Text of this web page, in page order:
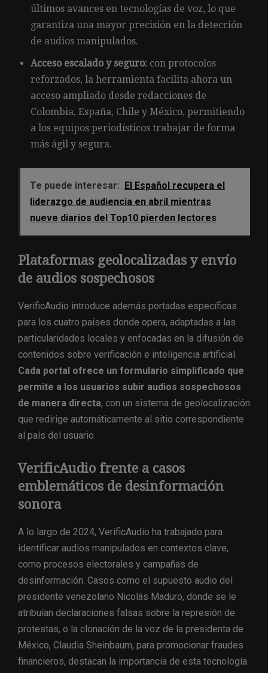
últimos avances en tecnologías de voz, lo que
garantiza una mayor precisión en la detección
de audios manipulados.
Acceso escalado y seguro: con protocolos
reforzados, la herramienta facilita ahora un
acceso ampliado desde redacciones de
Colombia, España, Chile y México, permitiendo
a los equipos periodísticos trabajar de forma
más ágil y segura.
Te puede interesar: El Español recupera el
liderazgo de audiencia en abril mientras
nueve diarios del Top10 pierden lectores
Plataformas geolocalizadas y envío
de audios sospechosos
VerificAudio introduce además portadas específicas
para los cuatro países donde opera, adaptadas a las
particularidades locales y enfocadas en la difusión de
contenidos sobre verificación e inteligencia artificial.
Cada portal ofrece un formulario simplificado que
permite a los usuarios subir audios sospechosos
de manera directa, con un sistema de geolocalización
que redirige automáticamente al sitio correspondiente
al país del usuario.
VerificAudio frente a casos
emblemáticos de desinformación
sonora
A lo largo de 2024, VerificAudio ha trabajado para
identificar audios manipulados en contextos clave,
como procesos electorales y campañas de
desinformación. Casos como el supuesto audio del
presidente venezolano Nicolás Maduro, donde se le
atribuían declaraciones falsas sobre la represión de
protestas, o la clonación de la voz de la presidenta de
México, Claudia Sheinbaum, para promocionar fraudes
financieros, destacan la importancia de esta tecnología.